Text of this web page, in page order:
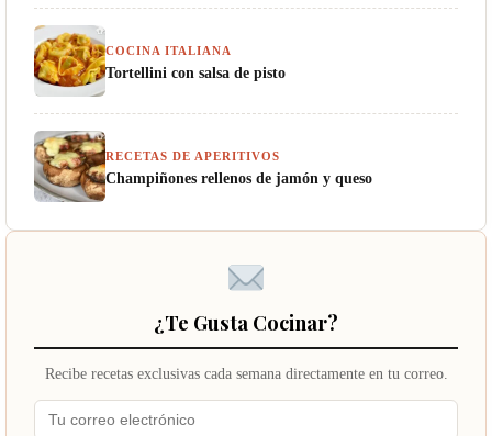
COCINA ITALIANA
Tortellini con salsa de pisto
RECETAS DE APERITIVOS
Champiñones rellenos de jamón y queso
¿Te Gusta Cocinar?
Recibe recetas exclusivas cada semana directamente en tu correo.